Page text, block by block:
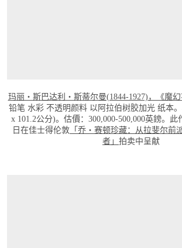
玛丽‧斯巴达利‧斯蒂尔曼(1844-1927)，《魔幻
铅笔 水彩 不透明颜料 以阿拉伯树胶加光 纸本
x 101.2公分)。估價：300,000-500,000英鎊。此
日在佳士得伦敦 「乔・赛顿珍藏：从拉斐尔前
者」 拍卖中呈献